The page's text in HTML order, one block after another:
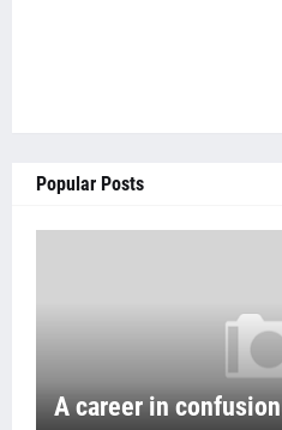
Popular Posts
A career in confusion